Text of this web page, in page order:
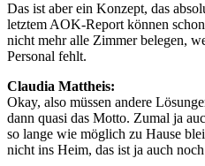
Das ist aber ein Konzept, das
letztem AOK-Report können
nicht mehr alle Zimmer belegen,
Personal fehlt.
Claudia Mattheis:
Okay, also müssen andere
dann quasi das Motto. Zumal ja
so lange wie möglich zu Hause
nicht ins Heim, das ist ja auch